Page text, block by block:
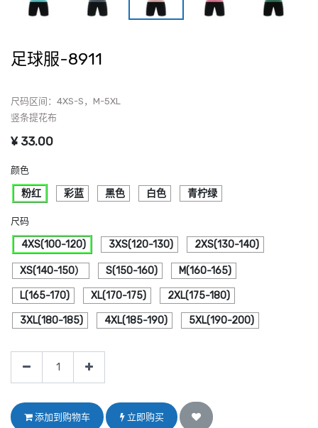
足球服-8911
尺码区间：4XS-S，M-5XL
竖条提花布
¥ 33.00
颜色
粉红 彩蓝 黑色 白色 青柠绿
尺码
4XS(100-120) 3XS(120-130) 2XS(130-140)
XS(140-150） S(150-160) M(160-165)
L(165-170) XL(170-175) 2XL(175-180)
3XL(180-185) 4XL(185-190) 5XL(190-200)
添加到购物车 立即购买